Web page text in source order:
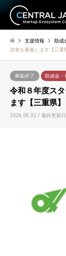
支援情報 助成
請者を募集します【三重
募集終了 助成金
令和８年度ス
ます【三重県】
2026.06.02 / 最終更新